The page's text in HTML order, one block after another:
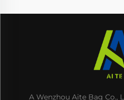
A Wenzhou Aite Bag Co.,